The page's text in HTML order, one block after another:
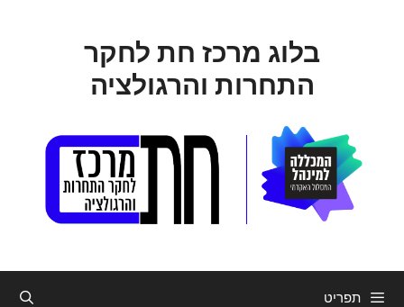
בלוג מרכז חת לחקר
התחרות והרגולציה
תפריט